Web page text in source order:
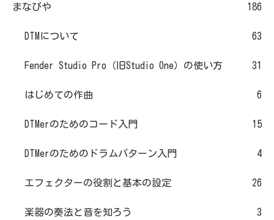
まなびや 186
DTMについて 63
Fender Studio Pro（旧Studio One）の使い方 31
はじめての作曲 6
DTMerのためのコード入門 15
DTMerのためのドラムパターン入門 4
エフェクターの役割と基本の設定 26
楽器の奏法と音を知ろう 3